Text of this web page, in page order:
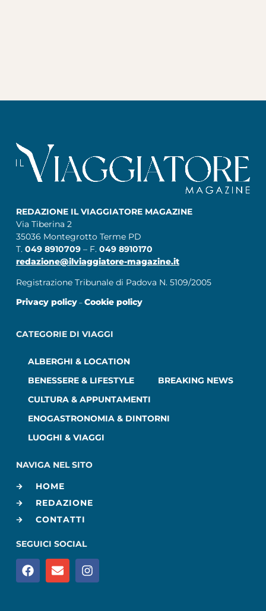
REDAZIONE IL VIAGGIATORE MAGAZINE
Via Tiberina 2
35036 Montegrotto Terme PD
T. 049 8910709 – F. 049 8910170
redazione@ilviaggiatore-magazine.it
Registrazione Tribunale di Padova N. 5109/2005
Privacy policy– Cookie policy
CATEGORIE DI VIAGGI
ALBERGHI & LOCATION
BENESSERE & LIFESTYLE
BREAKING NEWS
CULTURA & APPUNTAMENTI
ENOGASTRONOMIA & DINTORNI
LUOGHI & VIAGGI
NAVIGA NEL SITO
HOME
REDAZIONE
CONTATTI
SEGUICI SOCIAL